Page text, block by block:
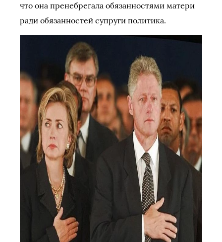
что она пренебрегала обязанностями матери
ради обязанностей супруги политика.